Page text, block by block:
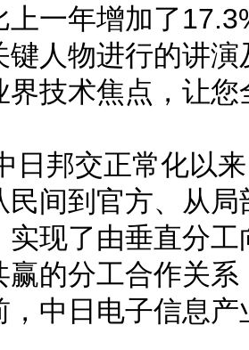
上一年增加了
键人物进行的讲
界技术焦点，让
日邦交正常化以
民间到官方、从
实现了由垂直分
赢的分工合作关
，中日电子信息